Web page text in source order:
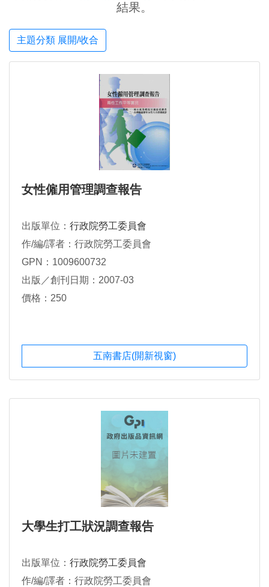
結果。
主題分類 展開/收合
女性僱用管理調查報告
出版單位： 行政院勞工委員會
作/編/譯者：行政院勞工委員會
GPN：1009600732
出版／創刊日期：2007-03
價格：250
五南書店(開新視窗)
大學生打工狀況調查報告
出版單位： 行政院勞工委員會
作/編/譯者：行政院勞工委員會